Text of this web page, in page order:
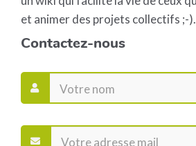
et animer des projets collectifs ;-).
Contactez-nous